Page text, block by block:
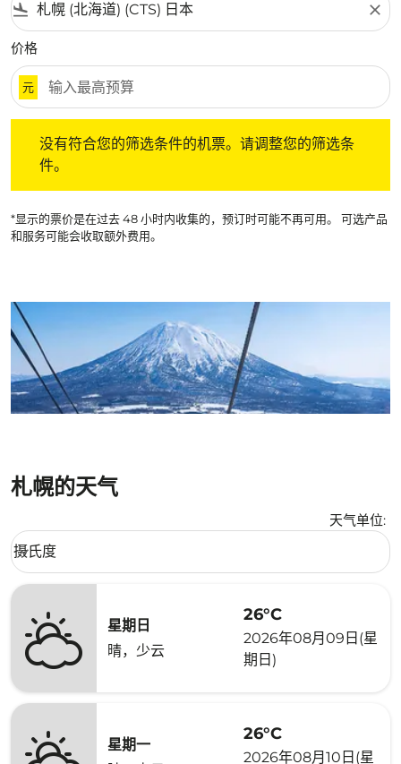
flight_land close
价格
元
没有符合您的筛选条件的机票。请调整您的筛选条
件。
*显示的票价是在过去 48 小时内收集的，预订时可能不再可用。 可选产品
和服务可能会收取额外费用。
札幌的天气
天气单位:
Weather unit option 摄氏度 Selected
摄氏度
keyboard_arrow_down
星期日
晴，少云
26°C
2026年08月09日(星
期日)
星期一
26°C
2026年08月10日(星